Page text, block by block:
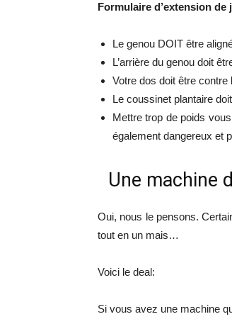
Formulaire d’extension de
Le genou DOIT être
L’arrière du genou doit
Votre dos doit être
Le coussinet plantaire
Mettre trop de poids
également dangereux et
Une machine
Oui, nous le pensons.
tout en un mais…
Voici le deal:
Si vous avez une machine